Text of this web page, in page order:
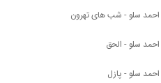
احمد سلو - شب های تهرون
احمد سلو - الحق
احمد سلو - پازل